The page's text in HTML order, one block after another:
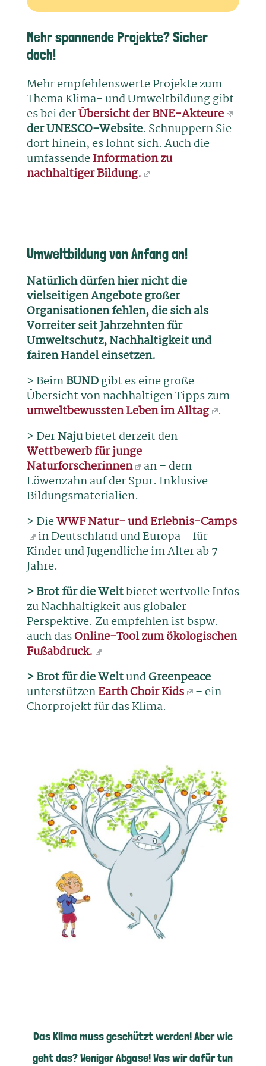
Mehr spannende Projekte? Sicher
doch!
Mehr empfehlenswerte Projekte zum
Thema Klima- und Umweltbildung gibt
es bei derÜbersicht der BNE-Akteure
der UNESCO-Website. Schnuppern Sie
dort hinein, es lohnt sich. Auch die
umfassendeInformation zu
nachhaltiger Bildung.
Umweltbildung von Anfang an!
Natürlich dürfen hier nicht die
vielseitigen Angebote großer
Organisationen fehlen, die sich als
Vorreiter seit Jahrzehnten für
Umweltschutz, Nachhaltigkeit und
fairen Handel einsetzen.
> BeimBUNDgibt es eine große
Übersicht von nachhaltigen Tipps zum
umweltbewussten Leben im Alltag .
> DerNajubietet derzeit den
Wettbewerb für junge
Naturforscherinnen
an – dem
Löwenzahn auf der Spur. Inklusive
Bildungsmaterialien.
> DieWWF Natur- und Erlebnis-Camps
in Deutschland und Europa – für
Kinder und Jugendliche im Alter ab 7
Jahre.
> Brot für die Weltbietet wertvolle Infos
zu Nachhaltigkeit aus globaler
Perspektive. Zu empfehlen ist bspw.
auch dasOnline-Tool zum ökologischen
Fußabdruck.
> Brot für die WeltundGreenpeace
unterstützenEarth Choir Kids
– ein
Chorprojekt für das Klima.
Das Klima muss geschützt werden! Aber wie
geht das? Weniger Abgase! Was wir dafür tun